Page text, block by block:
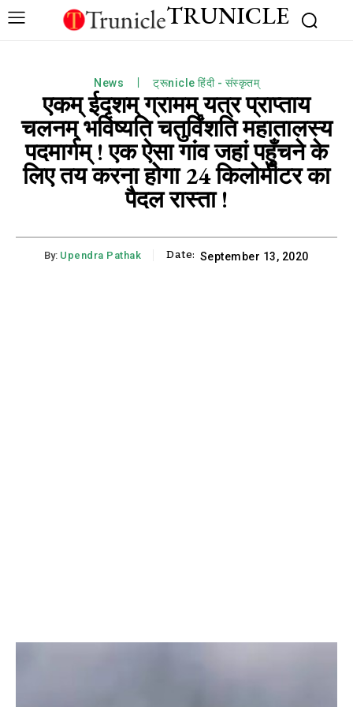
TRUNICLE
News ट्रूnicle हिंदी - संस्कृतम्
एकम् ईदृशम् ग्रामम् यत्र प्राप्ताय
चलनम् भविष्यति चतुर्विंशति महातालस्य
पदमार्गम् ! एक ऐसा गांव जहां पहुँचने के
लिए तय करना होगा 24 किलोमीटर का
पैदल रास्ता !
By: Upendra Pathak Date: September 13, 2020